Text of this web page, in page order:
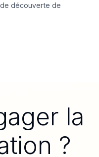
découverte de
la
?